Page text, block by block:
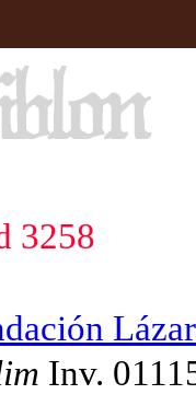
3258
Inv.